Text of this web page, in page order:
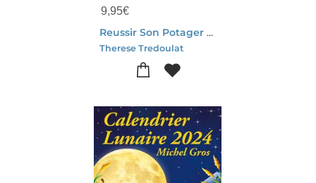
9,95€
Reussir Son Potager Avec La Lune (edition 2026/2027)
Therese Tredoulat